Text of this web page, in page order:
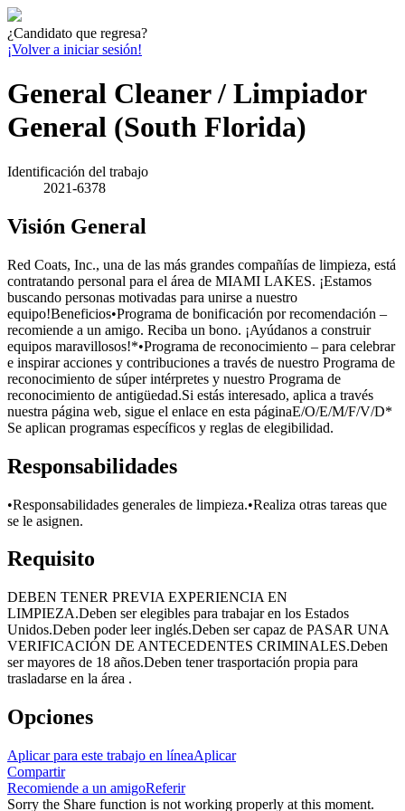
¿Candidato que regresa?
¡Volver a iniciar sesión!
General Cleaner / Limpiador
General (South Florida)
Identificación del trabajo
2021-6378
Visión General
Red Coats, Inc., una de las más grandes compañías de limpieza, está
contratando personal para el área de MIAMI LAKES. ¡Estamos
buscando personas motivadas para unirse a nuestro
equipo!Beneficios•Programa de bonificación por recomendación –
recomiende a un amigo. Reciba un bono. ¡Ayúdanos a construir
equipos maravillosos!*•Programa de reconocimiento – para celebrar
e inspirar acciones y contribuciones a través de nuestro Programa de
reconocimiento de súper intérpretes y nuestro Programa de
reconocimiento de antigüedad.Si estás interesado, aplica a través
nuestra página web, sigue el enlace en esta páginaE/O/E/M/F/V/D*
Se aplican programas específicos y reglas de elegibilidad.
Responsabilidades
•Responsabilidades generales de limpieza.•Realiza otras tareas que
se le asignen.
Requisito
DEBEN TENER PREVIA EXPERIENCIA EN
LIMPIEZA.Deben ser elegibles para trabajar en los Estados
Unidos.Deben poder leer inglés.Deben ser capaz de PASAR UNA
VERIFICACIÓN DE ANTECEDENTES CRIMINALES.Deben
ser mayores de 18 años.Deben tener trasportación propia para
trasladarse en la área .
Opciones
Aplicar para este trabajo en líneaAplicar
Compartir
Recomiende a un amigoReferir
Sorry the Share function is not working properly at this moment.